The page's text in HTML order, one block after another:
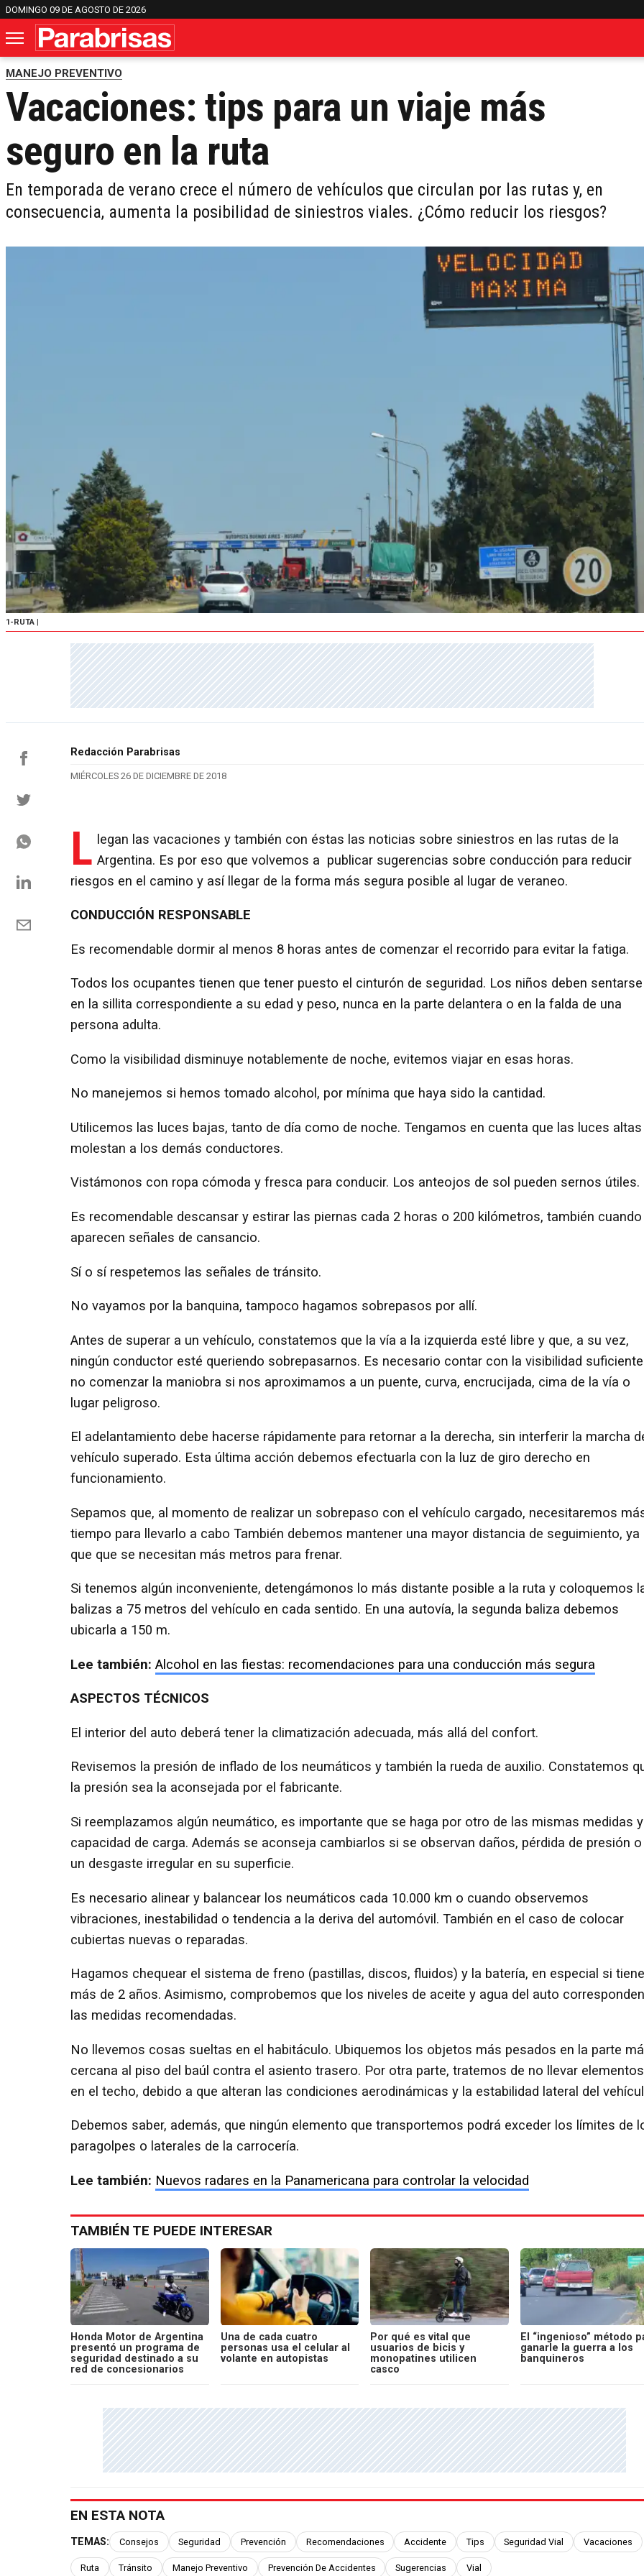
DOMINGO 09 DE AGOSTO DE 2026
MANEJO PREVENTIVO
Vacaciones: tips para un viaje más
seguro en la ruta
En temporada de verano crece el número de vehículos que circulan por las rutas y, en
consecuencia, aumenta la posibilidad de siniestros viales. ¿Cómo reducir los riesgos?
1-RUTA |
Redacción Parabrisas
MIÉRCOLES 26 DE DICIEMBRE DE 2018
L legan las vacaciones y también con éstas las noticias sobre siniestros en las rutas de la
Argentina. Es por eso que volvemos a publicar sugerencias sobre conducción para reducir
riesgos en el camino y así llegar de la forma más segura posible al lugar de veraneo.
CONDUCCIÓN RESPONSABLE
Es recomendable dormir al menos 8 horas antes de comenzar el recorrido para evitar la fatiga.
Todos los ocupantes tienen que tener puesto el cinturón de seguridad. Los niños deben sentarse
en la sillita correspondiente a su edad y peso, nunca en la parte delantera o en la falda de una
persona adulta.
Como la visibilidad disminuye notablemente de noche, evitemos viajar en esas horas.
No manejemos si hemos tomado alcohol, por mínima que haya sido la cantidad.
Utilicemos las luces bajas, tanto de día como de noche. Tengamos en cuenta que las luces altas
molestan a los demás conductores.
Vistámonos con ropa cómoda y fresca para conducir. Los anteojos de sol pueden sernos útiles.
Es recomendable descansar y estirar las piernas cada 2 horas o 200 kilómetros, también cuando
aparecen señales de cansancio.
Sí o sí respetemos las señales de tránsito.
No vayamos por la banquina, tampoco hagamos sobrepasos por allí.
Antes de superar a un vehículo, constatemos que la vía a la izquierda esté libre y que, a su vez,
ningún conductor esté queriendo sobrepasarnos. Es necesario contar con la visibilidad
no comenzar la maniobra si nos aproximamos a un puente, curva, encrucijada, cima de la vía o
lugar peligroso.
El adelantamiento debe hacerse rápidamente para retornar a la derecha, sin interferir la marcha
vehículo superado. Esta última acción debemos efectuarla con la luz de giro derecho en
funcionamiento.
Sepamos que, al momento de realizar un sobrepaso con el vehículo cargado, necesitaremos
tiempo para llevarlo a cabo También debemos mantener una mayor distancia de seguimiento, ya
que que se necesitan más metros para frenar.
Si tenemos algún inconveniente, detengámonos lo más distante posible a la ruta y coloquemos
balizas a 75 metros del vehículo en cada sentido. En una autovía, la segunda baliza debemos
ubicarla a 150 m.
Lee también: Alcohol en las fiestas: recomendaciones para una conducción más segura
ASPECTOS TÉCNICOS
El interior del auto deberá tener la climatización adecuada, más allá del confort.
Revisemos la presión de inflado de los neumáticos y también la rueda de auxilio. Constatemos
la presión sea la aconsejada por el fabricante.
Si reemplazamos algún neumático, es importante que se haga por otro de las mismas medidas y
capacidad de carga. Además se aconseja cambiarlos si se observan daños, pérdida de presión o
un desgaste irregular en su superficie.
Es necesario alinear y balancear los neumáticos cada 10.000 km o cuando observemos
vibraciones, inestabilidad o tendencia a la deriva del automóvil. También en el caso de colocar
cubiertas nuevas o reparadas.
Hagamos chequear el sistema de freno (pastillas, discos, fluidos) y la batería, en especial si tiene
más de 2 años. Asimismo, comprobemos que los niveles de aceite y agua del auto
las medidas recomendadas.
No llevemos cosas sueltas en el habitáculo. Ubiquemos los objetos más pesados en la parte
cercana al piso del baúl contra el asiento trasero. Por otra parte, tratemos de no llevar elementos
en el techo, debido a que alteran las condiciones aerodinámicas y la estabilidad lateral del
Debemos saber, además, que ningún elemento que transportemos podrá exceder los límites de
paragolpes o laterales de la carrocería.
Lee también: Nuevos radares en la Panamericana para controlar la velocidad
TAMBIÉN TE PUEDE INTERESAR
Honda Motor de Argentina
presentó un programa de
seguridad destinado a su
red de concesionarios
Una de cada cuatro
personas usa el celular al
volante en autopistas
Por qué es vital que
usuarios de bicis y
monopatines utilicen
casco
El “ingenioso” método
ganarle la guerra a los
banquineros
EN ESTA NOTA
TEMAS: Consejos Seguridad Prevención Recomendaciones Accidente Tips Seguridad Vial Vacaciones
Ruta Tránsito Manejo Preventivo Prevención De Accidentes Sugerencias Vial